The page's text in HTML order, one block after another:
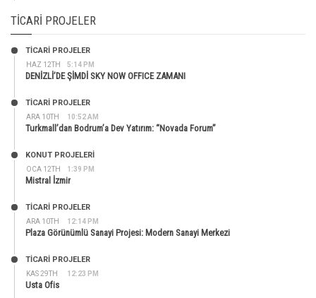
TICARI PROJELER
HAZ 12TH 5:14 PM
TİCARİ PROJELER
DENİZLİ’DE ŞİMDİ SKY NOW OFFICE ZAMANI
ARA 10TH 10:52 AM
TİCARİ PROJELER
Turkmall’dan Bodrum’a Dev Yatırım: “Novada Forum”
OCA 12TH 1:39 PM
KONUT PROJELERI
Mistral İzmir
ARA 10TH 12:14 PM
TİCARİ PROJELER
Plaza Görünümlü Sanayi Projesi: Modern Sanayi Merkezi
KAS 29TH 12:23 PM
TİCARİ PROJELER
Usta Ofis